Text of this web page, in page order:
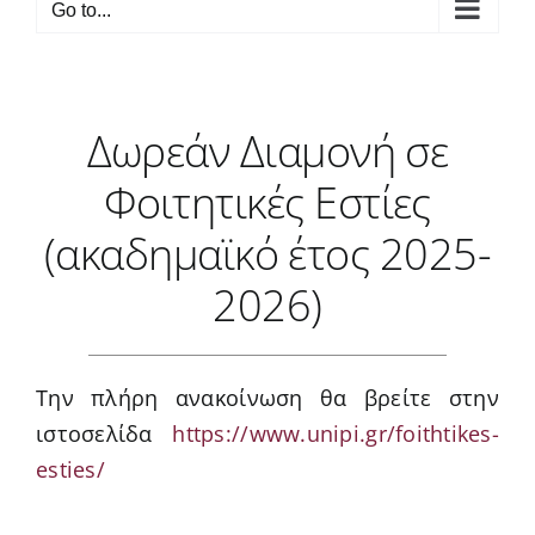
Go to...
Δωρεάν Διαμονή σε
Φοιτητικές Εστίες
(ακαδημαϊκό έτος 2025-
2026)
Την πλήρη ανακοίνωση θα βρείτε στην
ιστοσελίδα https://www.unipi.gr/foithtikes-
esties/